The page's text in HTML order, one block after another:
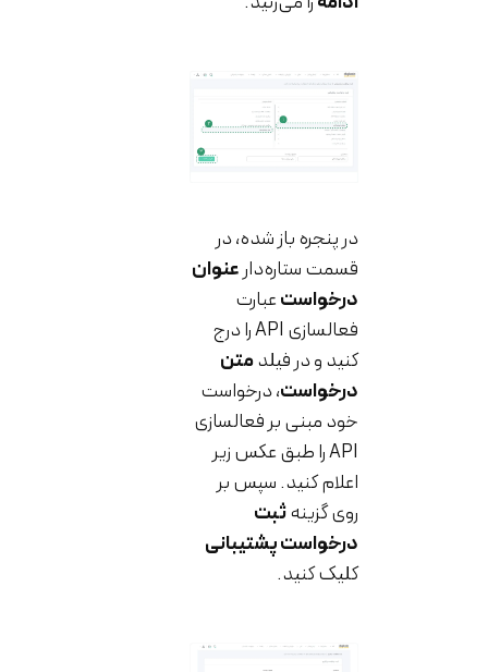
در پنجره باز شده، در
قسمت ستاره‌دارعنوان
درخواستعبارت
فعالسازی API را درج
کنید و در فیلدمتن
درخواست، درخواست
خود مبنی بر فعالسازی
API را طبق عکس زیر
اعلام کنید. سپس بر
روی گزینهثبت
درخواست پشتیبانی
کلیک کنید.